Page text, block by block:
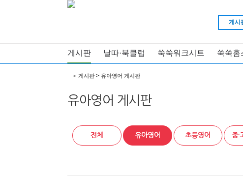
게시
게시판 날따·북클럽 쑥쑥워크시트 쑥쑥홈
유아영어 게시판
> 게시판> 유아영어 게시판
전체 유아영어 초등영어 중·